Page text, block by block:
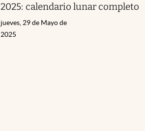
2025: calendario lunar completo
jueves, 29 de Mayo de
2025